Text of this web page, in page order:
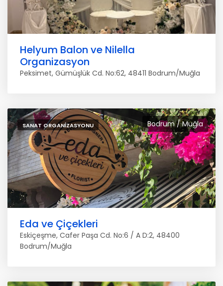
Helyum Balon ve Nilella
Organizasyon
Peksimet, Gümüşlük Cd. No:62, 48411 Bodrum/Muğla
Bodrum / Muğla
SANAT ORGANIZASYONU
Eda ve Çiçekleri
Eskiçeşme, Cafer Paşa Cd. No:6 / A D:2, 48400
Bodrum/Muğla